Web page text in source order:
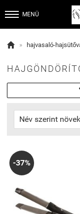
MENÜ
 » hajvasaló-
-37%